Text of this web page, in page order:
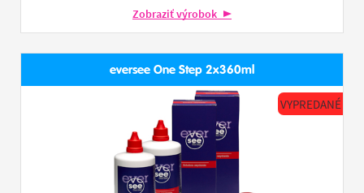
Zobraziť výrobok
eversee One Step 2x360ml
VYPREDANÉ